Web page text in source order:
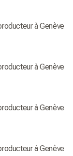
à Genève
à Genève
à Genève
à Genève